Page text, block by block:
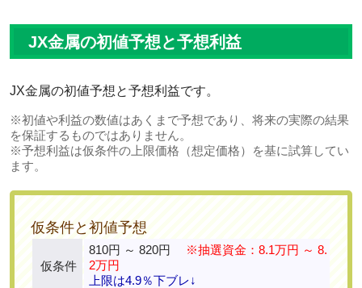
JX金属の初値予想と予想利益
JX金属の初値予想と予想利益です。
※初値や利益の数値はあくまで予想であり、将来の実際の結果
を保証するものではありません。
※予想利益は仮条件の上限価格（想定価格）を基に試算してい
ます。
仮条件と初値予想
仮条件
810円 ～ 820円
※抽選資金：8.1万円 ～ 8.
2万円
上限は4.9％下ブレ↓